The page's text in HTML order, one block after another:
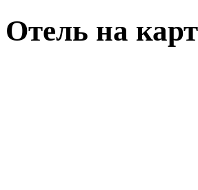
Отель на